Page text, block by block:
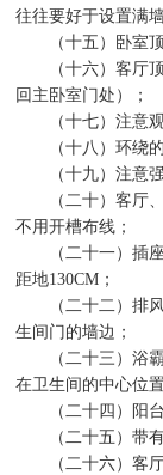
往往要好于设置满
（十五）卧室顶
（十六）客厅顶
回主卧室门处）；
（十七）注意观
（十八）环绕的
（十九）注意强
（二十）客厅、
不用开槽布线；
（二十一）插座
距地130CM ；
（二十二）排风
生间门的墙边；
（二十三）浴霸
在卫生间的中心位置
（二十四）阳台
（二十五）带有
（二十六）客厅